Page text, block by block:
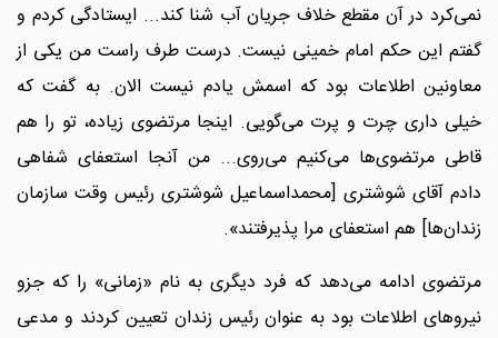
نمی‌کرد در آن مقطع خلاف جریان آب شنا کند... ایستادگی کردم و
گفتم این حکم امام خمینی نیست. درست طرف راست من یکی از
معاونین اطلاعات بود که اسمش یادم نیست الان. به گفت که
خیلی داری چرت و پرت می‌گویی. اینجا مرتضوی زیاده، تو را هم
قاطی مرتضوی‌ها می‌کنیم می‌روی... من آنجا استعفای شفاهی
دادم آقای شوشتری [محمداسماعیل شوشتری رئیس وقت سازمان
زندان‌ها] هم استعفای مرا پذیرفتند».
مرتضوی ادامه می‌دهد که فرد دیگری به نام «زمانی» را که جزو
نیروهای اطلاعات بود به عنوان رئیس زندان تعیین کردند و مدعی